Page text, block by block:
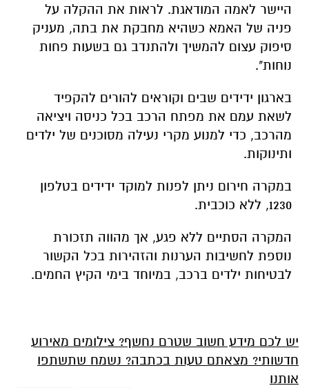
היישר לאמה המודאגת. לראות את ההקלה על
פניה של האמא כשהיא מחבקת את בתה, מעניק
סיפוק עצום להמשיך ולהתנדב גם בשעות פחות
נוחות".
בארגון ידידים שבים וקוראים להורים להקפיד
לשאת עמם את מפתח הרכב בכל כניסה ויציאה
מהרכב, כדי למנוע מקרי נעילה מסוכנים של ילדים
ותינוקות.
במקרה חירום ניתן לפנות למוקד ידידים בטלפון
1230, ללא כוכבית.
המקרה הסתיים ללא פגע, אך מהווה תזכורת
נוספת לחשיבות הערנות והזהירות בכל הקשור
לבטיחות ילדים ברכב, במיוחד בימי הקיץ החמים.
יש לכם מידע חשוב שטרם נחשף? צילומים מאירוע
חדשותי? מצאתם טעות בכתבה? נשמח שתשתפו
אותנו